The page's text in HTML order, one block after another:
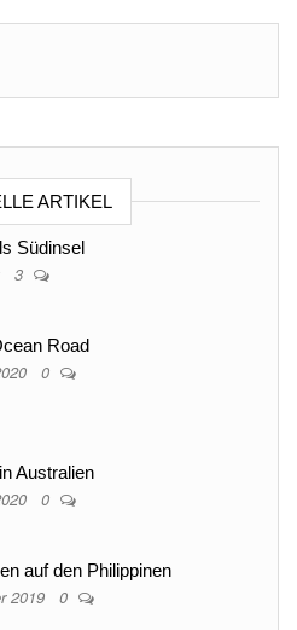
ARTIKEL
Südinsel
3
Road
0
Australien
0
auf den Philippinen
2019 0